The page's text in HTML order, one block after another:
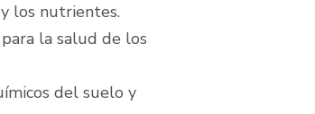
los nutrientes.
la salud de los
del suelo y